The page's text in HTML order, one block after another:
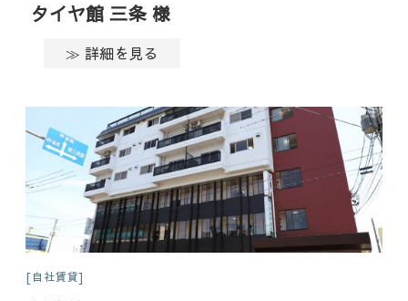
タイヤ館 三条 様
≫ 詳細を見る
自社賃貸